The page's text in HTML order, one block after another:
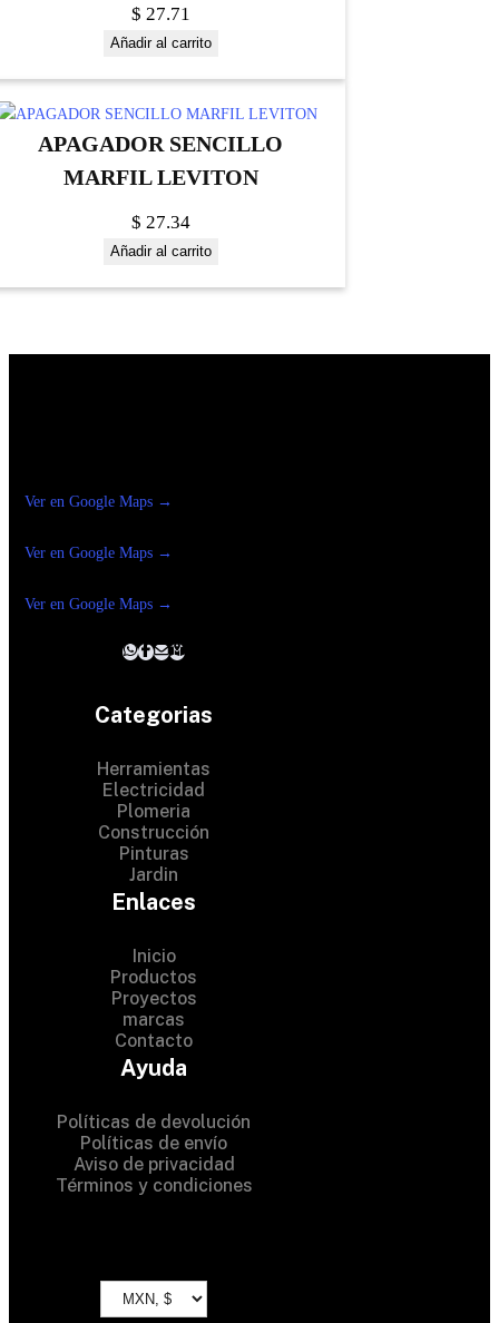
$ 27.71
Añadir al carrito
APAGADOR SENCILLO
MARFIL LEVITON
$ 27.34
Añadir al carrito
Ver en Google Maps →
Ver en Google Maps →
Ver en Google Maps →
Categorias
Herramientas
Electricidad
Plomeria
Construcción
Pinturas
Jardin
Enlaces
Inicio
Productos
Proyectos
marcas
Contacto
Ayuda
Políticas de devolución
Políticas de envío
Aviso de privacidad
Términos y condiciones